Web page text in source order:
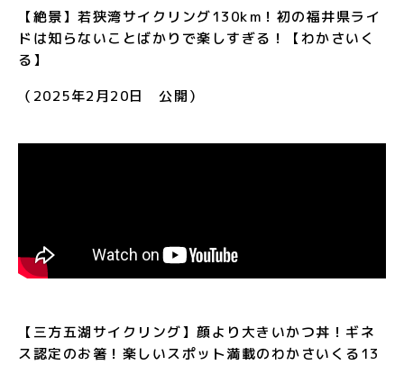
【絶景】若狭湾サイクリング130km！初の福井県ライ
ドは知らないことばかりで楽しすぎる！【わかさいく
る】
（2025年2月20日 公開）
【三方五湖サイクリング】顔より大きいかつ丼！ギネ
ス認定のお箸！楽しいスポット満載のわかさいくる13